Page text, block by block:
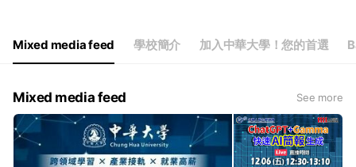
Sat
08:00 - 17:00
Mixed media feed 學校簡介 加入中華大學！您的首選
Mixed media feed See more